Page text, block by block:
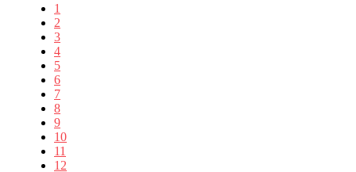
1
2
3
4
5
6
7
8
9
10
11
12